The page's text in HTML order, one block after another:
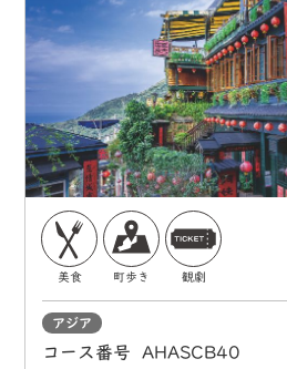
美食 町歩き 観劇
アジア
コース番号
AHASCB40